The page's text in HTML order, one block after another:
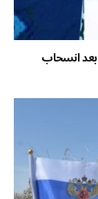
انسحاب